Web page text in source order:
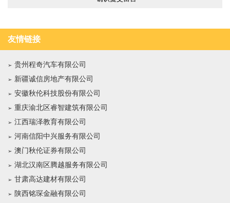
友情链接
贵州程奇汽车有限公司
新疆诚信房地产有限公司
安徽秋伦科技股份有限公司
重庆渝北区睿智建筑有限公司
江西瑞泽教育有限公司
河南信阳中兴服务有限公司
澳门秋伦证券有限公司
湖北汉南区腾越服务有限公司
甘肃高达建材有限公司
陕西铭琛金融有限公司